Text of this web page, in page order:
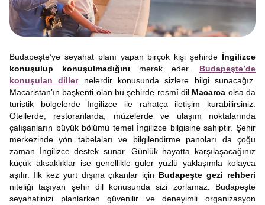
Budapeşte’ye seyahat planı yapan birçok kişi şehirde İngilizce
konuşulup konuşulmadığını merak eder. Budapeşte’de
konuşulan dillernelerdir konusunda sizlere bilgi sunacağız.
Macaristan’ın başkenti olan bu şehirde resmî dil Macarca olsa da
turistik bölgelerde İngilizce ile rahatça iletişim kurabilirsiniz.
Otellerde, restoranlarda, müzelerde ve ulaşım noktalarında
çalışanların büyük bölümü temel İngilizce bilgisine sahiptir. Şehir
merkezinde yön tabelaları ve bilgilendirme panoları da çoğu
zaman İngilizce destek sunar. Günlük hayatta karşılaşacağınız
küçük aksaklıklar ise genellikle güler yüzlü yaklaşımla kolayca
aşılır. İlk kez yurt dışına çıkanlar için Budapeşte gezi rehberi
niteliği taşıyan şehir dil konusunda sizi zorlamaz. Budapeşte
seyahatinizi planlarken güvenilir ve deneyimli organizasyon